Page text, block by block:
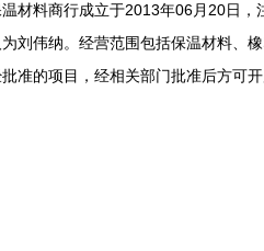
温材料商行成立于2013年06月20日
刘伟纳。经营范围包括保温材料、
批准的项目，经相关部门批准后方可